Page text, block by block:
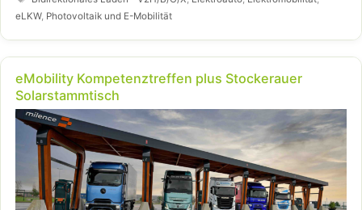
Fr. 27.02.26 ab 17 Uhr ein (beachte den gratis Eintritt ab 15
eLKW, Photovoltaik und E-Mobilität
eMobility Kompetenztreffen plus Stockerauer
Solarstammtisch